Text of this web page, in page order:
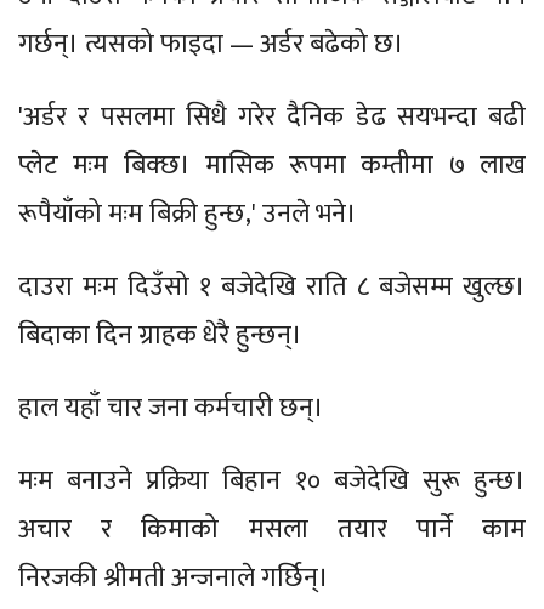
गर्छन्। त्यसको फाइदा — अर्डर बढेको छ।
'अर्डर र पसलमा सिधै गरेर दैनिक डेढ सयभन्दा बढी
प्लेट मःम बिक्छ। मासिक रूपमा कम्तीमा ७ लाख
रूपैयाँको मःम बिक्री हुन्छ,' उनले भने।
दाउरा मःम दिउँसो १ बजेदेखि राति ८ बजेसम्म खुल्छ।
बिदाका दिन ग्राहक धेरै हुन्छन्।
हाल यहाँ चार जना कर्मचारी छन्।
मःम बनाउने प्रक्रिया बिहान १० बजेदेखि सुरू हुन्छ।
अचार र किमाको मसला तयार पार्ने काम
निरजकी श्रीमती अन्जनाले गर्छिन्।